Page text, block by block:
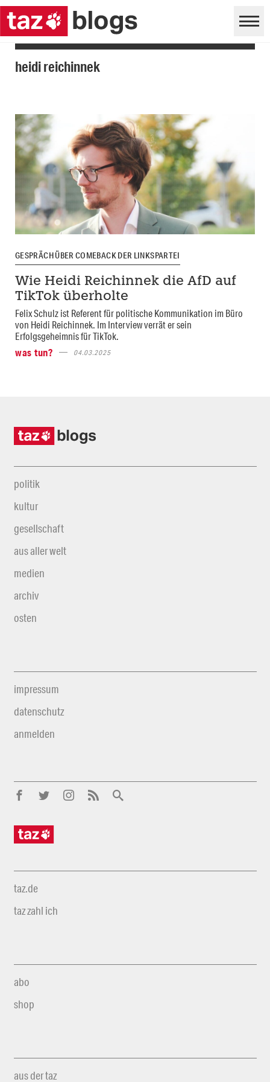
heidi reichinnek
GESPRÄCH ÜBER COMEBACK DER LINKSPARTEI
Wie Heidi Reichinnek die AfD auf
TikTok überholte
Felix Schulz ist Referent für politische Kommunikation im Büro
von Heidi Reichinnek. Im Interview verrät er sein
Erfolgsgeheimnis für TikTok.
was tun?
04.03.2025
politik
kultur
gesellschaft
aus aller welt
medien
archiv
osten
impressum
datenschutz
anmelden
taz.de
taz zahl ich
abo
shop
aus der taz